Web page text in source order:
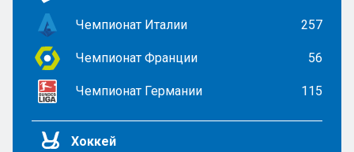
Чемпионат Италии 257
Чемпионат Франции 56
Чемпионат Германии 115
Хоккей